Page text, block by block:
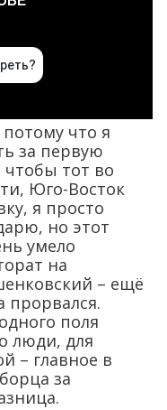
что я
за первую
тот во
Юго-Восток
я просто
но этот
умело
на
– ещё
прорвался.
поля
люди, для
– главное в
за